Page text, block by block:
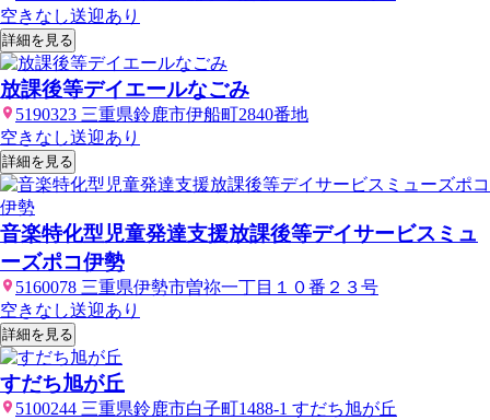
空きなし送迎あり
詳細を見る
放課後等デイエールなごみ
5190323 三重県鈴鹿市伊船町2840番地
空きなし送迎あり
詳細を見る
音楽特化型児童発達支援放課後等デイサービスミュ
ーズポコ伊勢
5160078 三重県伊勢市曽祢一丁目１０番２３号
空きなし送迎あり
詳細を見る
すだち旭が丘
5100244 三重県鈴鹿市白子町1488-1 すだち旭が丘